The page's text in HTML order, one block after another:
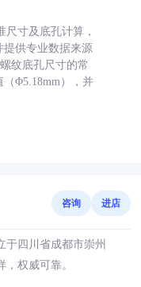
尺寸及底孔计算，
提供专业数据来源
纹底孔尺寸的常
（Φ5.18mm），并
咨询 进店
于四川省成都市崇州
权威可靠。